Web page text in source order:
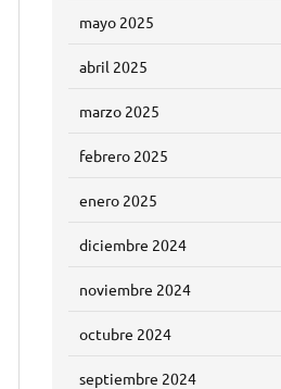
mayo 2025
abril 2025
marzo 2025
febrero 2025
enero 2025
diciembre 2024
noviembre 2024
octubre 2024
septiembre 2024